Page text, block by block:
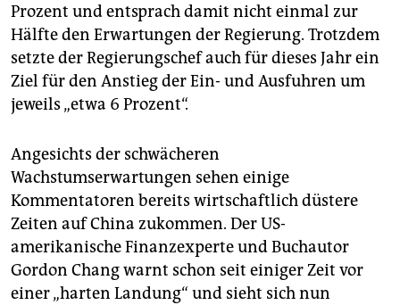
Prozent und entsprach damit nicht einmal zur
Hälfte den Erwartungen der Regierung. Trotzdem
setzte der Regierungschef auch für dieses Jahr ein
Ziel für den Anstieg der Ein- und Ausfuhren um
jeweils „etwa 6 Prozent“.
Angesichts der schwächeren
Wachstumserwartungen sehen einige
Kommentatoren bereits wirtschaftlich düstere
Zeiten auf China zukommen. Der US-
amerikanische Finanzexperte und Buchautor
Gordon Chang warnt schon seit einiger Zeit vor
einer „harten Landung“ und sieht sich nun